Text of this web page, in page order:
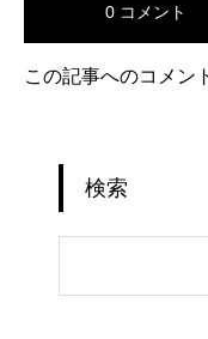
0 コメント
この記事へのコメン
検索